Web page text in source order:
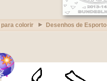
colorir Desenhos de Esporto